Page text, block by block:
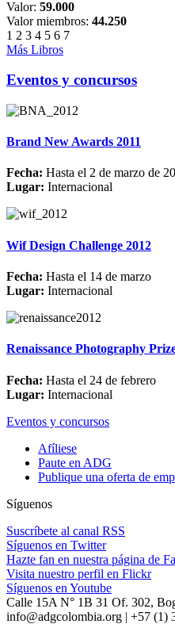
Valor: 59.000
Valor miembros: 44.250
1 2 3 4 5 6 7
Más Libros
Eventos y concursos
Brand New Awards 2011
Fecha: Hasta el 2 de marzo de
Lugar: Internacional
Wif Design Challenge 2012
Fecha: Hasta el 14 de marzo
Lugar: Internacional
Renaissance Photography
Fecha: Hasta el 24 de febrero
Lugar: Internacional
Eventos y concursos
Afíliese
Paute en ADG
Publique una oferta de
Síguenos
Suscríbete al canal RSS
Síguenos en Twitter
Hazte fan en nuestra página de
Visita nuestro perfil en Flickr
Síguenos en Youtube
Calle 15A N° 1B 31 Of. 302,
info@adgcolombia.org | +57 (1)